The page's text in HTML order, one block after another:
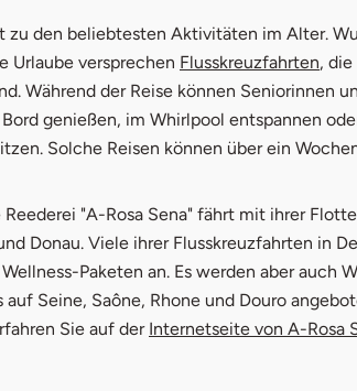
zu den beliebtesten Aktivitäten im Alter.
Urlaube versprechen Flusskreuzfahrten,
Während der Reise können Seniorinnen
Bord genießen, im Whirlpool entspannen
Solche Reisen können über ein
"A-Rosa Sena" fährt mit ihrer
Donau. Viele ihrer Flusskreuzfahrten in
Paketen an. Es werden aber auch
auf Seine, Saône, Rhone und Douro
Sie auf der Internetseite von A-Rosa